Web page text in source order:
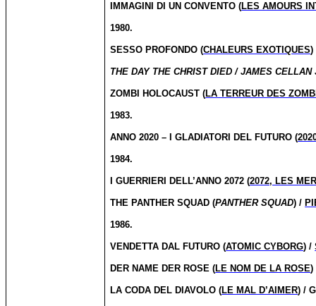
IMMAGINI DI UN CONVENTO (LES AMOURS
1980.
SESSO PROFONDO (CHALEURS EXOTIQUES
THE DAY THE CHRIST DIED / JAMES CELLAN
ZOMBI HOLOCAUST (LA TERREUR DES
1983.
ANNO 2020 – I GLADIATORI DEL FUTURO (
1984.
I GUERRIERI DELL’ANNO 2072 (2072, LES
THE PANTHER SQUAD (PANTHER SQUAD) /
1986.
VENDETTA DAL FUTURO (ATOMIC CYBORG) /
DER NAME DER ROSE (LE NOM DE LA ROSE
LA CODA DEL DIAVOLO (LE MAL D’AIMER) /